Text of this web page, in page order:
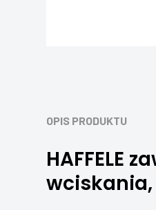
OPIS PRODUKTU
HAFFELE
wciskania,